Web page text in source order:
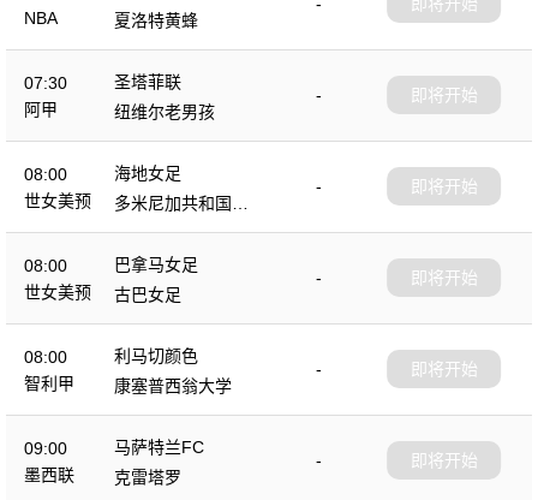
NBA
夏洛特黄蜂
07:30
阿甲
圣塔菲联
-
纽维尔老男孩
即将开始
08:00
世女美预
海地女足
-
多米尼加共和国女
足
即将开始
08:00
世女美预
巴拿马女足
-
古巴女足
即将开始
08:00
智利甲
利马切颜色
-
康塞普西翁大学
即将开始
09:00
墨西联
马萨特兰FC
-
克雷塔罗
即将开始